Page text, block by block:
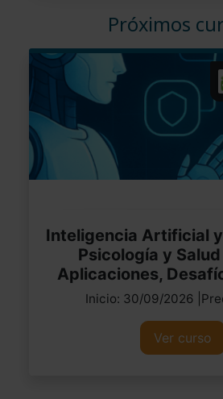
Próximos
Inteligencia Artificial
Psicología y
Aplicaciones,
Inicio: 30/09/2026
Ver curso